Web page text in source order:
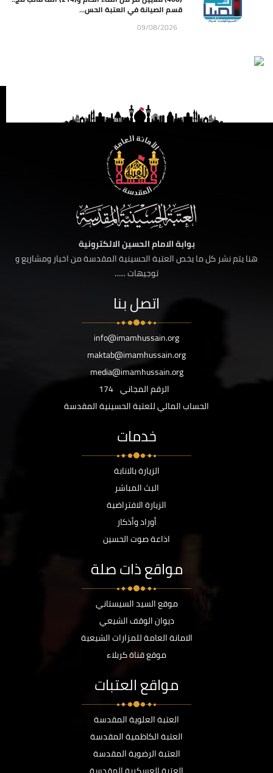
قسم الصيانة في العتبة الحس...
09/08/2026
بوابة الامام الحسين الالكترونية
هنا يتم نشر كل ما يخص العتبة الحسينية المقدسة من اخبار ومشاريع و
توجيهات ......
اتصل بنا
info@imamhussain.org
maktab@imamhussain.org
media@imamhussain.org
الرقم المجاني 174
الحساب المالي للعتبة الحسينية المقدسة
خدمات
الزيارة بالانابة
البث المباشر
الزيارة الافتراضية
أوراد وأذكار
اذاعة صوت الحسين
مواقع ذات صلة
موقع السيد السيستاني
ديوان الوقف الشيعي
الامانة العامة للمزارات الشيعية
موقع قناة كربلاء
مواقع العتبات
العتبة العلوية المقدسة
العتبة الكاظمية المقدسة
العتبة الرضوية المقدسة